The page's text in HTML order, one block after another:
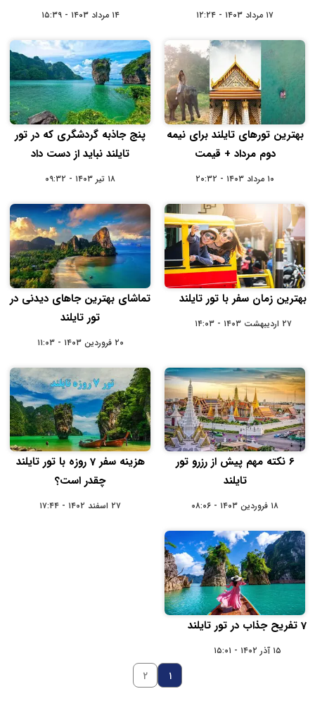
۱۷ مرداد ۱۴۰۳ - ۱۲:۲۴ ۱۴ مرداد ۱۴۰۳ - ۱۵:۳۹
بهترین تورهای تایلند برای نیمه
دوم مرداد + قیمت
۱۰ مرداد ۱۴۰۳ - ۲۰:۳۲
پنج جاذبه گردشگری که در تور
تایلند نباید از دست داد
۱۸ تیر ۱۴۰۳ - ۰۹:۳۲
بهترین زمان سفر با تور تایلند
۲۷ اردیبهشت ۱۴۰۳ - ۱۴:۰۳
تماشای بهترین جاهای دیدنی در
تور تایلند
۲۰ فروردین ۱۴۰۳ - ۱۱:۰۳
6 نکته مهم پیش از رزرو تور
تایلند
۱۸ فروردین ۱۴۰۳ - ۰۸:۰۶
هزینه سفر 7 روزه با تور تایلند
چقدر است؟
۲۷ اسفند ۱۴۰۲ - ۱۷:۴۴
7 تفریح جذاب در تور تایلند
۱۵ آذر ۱۴۰۲ - ۱۵:۰۱
۱ ۲